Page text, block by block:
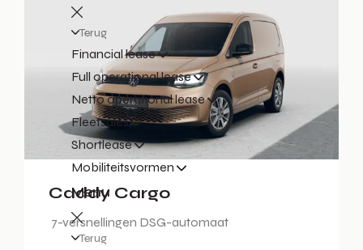
Terug
Financial lease
Full operational lease
Netto operational lease
Fleetsales
Shortlease
Mobiliteitsvormen
Menu
Terug
Caddy Cargo
7-versnellingen DSG-automaat